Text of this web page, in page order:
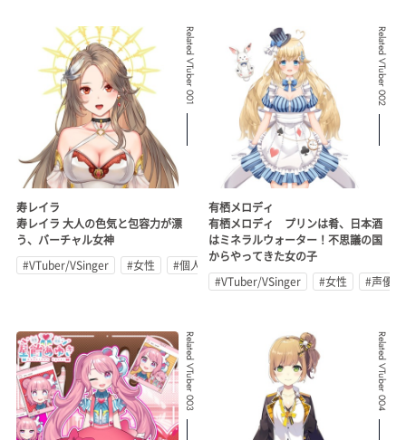
Related VTuber 001
寿レイラ
寿レイラ 大人の色気と包容力が漂
う、バーチャル女神
#VTuber/VSinger
#女性 #個人勢
Related VTuber 002
有栖メロディ
有栖メロディ プリンは肴、日本酒
はミネラルウォーター！不思議の国
からやってきた女の子
#VTuber/VSinger
#女性 #声優
Related VTuber 003 Related VTuber 004